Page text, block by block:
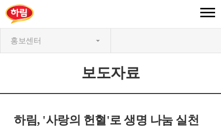
홍보센터
보도자료
하림, '사랑의 헌혈'로 생명 나눔 실천